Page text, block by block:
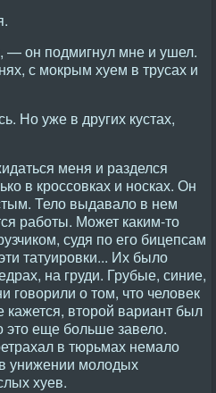
он подмигнул мне и ушел.
с мокрым хуем в трусах и
Но уже в других кустах,
меня и разделся
в кроссовках и носках. Он
Тело выдавало в нем
работы. Может каким-то
судя по его бицепсам
татуировки... Их было
на груди. Грубые, синие,
говорили о том, что человек
второй вариант был
это еще больше завело.
в тюрьмах немало
в унижении молодых
хуев.